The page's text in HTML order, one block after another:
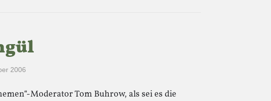
2006
Moderator Tom Buhrow, als sei es die